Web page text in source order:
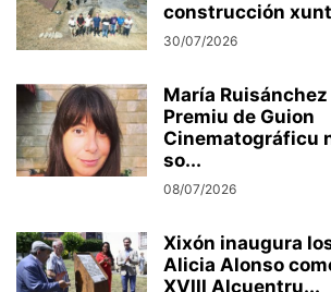
construcción
30/07/2026
María Ruisánchez
Premiu de Guion
Cinematográficu
so...
08/07/2026
Xixón inaugura
Alicia Alonso
XVIII Alcuentru...